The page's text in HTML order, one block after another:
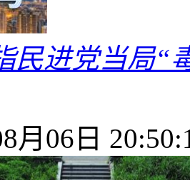
民进党当局“
月06日